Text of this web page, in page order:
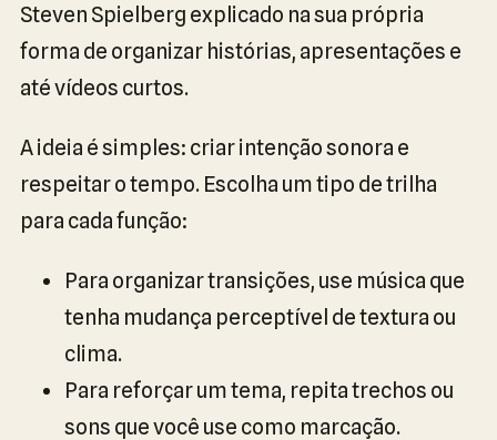
Steven Spielberg explicado na sua própria
forma de organizar histórias, apresentações e
até vídeos curtos.
A ideia é simples: criar intenção sonora e
respeitar o tempo. Escolha um tipo de trilha
para cada função:
Para organizar transições, use música que
tenha mudança perceptível de textura ou
clima.
Para reforçar um tema, repita trechos ou
sons que você use como marcação.